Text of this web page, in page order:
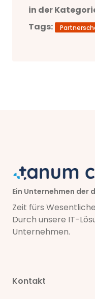
in der
Tags:
Ein Unternehmen der
Zeit fürs
Durch unsere IT-
Unternehmen.
Kontakt